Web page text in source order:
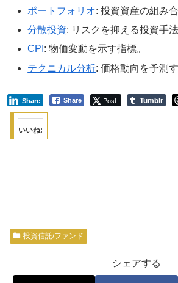
ポートフォリオ: 投資資産の組み合
分散投資: リスクを抑える投資手法
CPI : 物価変動を示す指標。
テクニカル分析: 価格動向を予測す
Share Post
Share Tumblr
いいね:
投資信託/ファンド
シェアする